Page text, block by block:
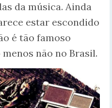
da música. Ainda
estar escondido
é tão famoso
não no Brasil.